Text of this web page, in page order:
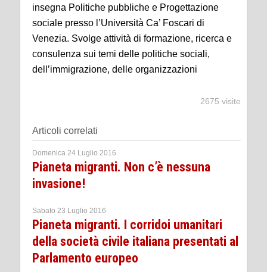
insegna Politiche pubbliche e Progettazione
sociale presso l’Università Ca’ Foscari di
Venezia. Svolge attività di formazione, ricerca e
consulenza sui temi delle politiche sociali,
dell’immigrazione, delle organizzazioni
2675 visite
Articoli correlati
Domenica 24 Luglio 2016
Pianeta migranti. Non c’è nessuna
invasione!
Sabato 23 Luglio 2016
Pianeta migranti. I corridoi umanitari
della società civile italiana presentati al
Parlamento europeo